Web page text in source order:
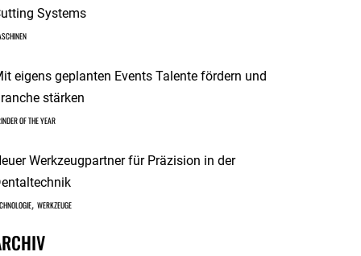
Systems
eigens geplanten Events Talente fördern und
stärken
OF THE YEAR
Werkzeugpartner für Präzision in der
, WERKZEUGE